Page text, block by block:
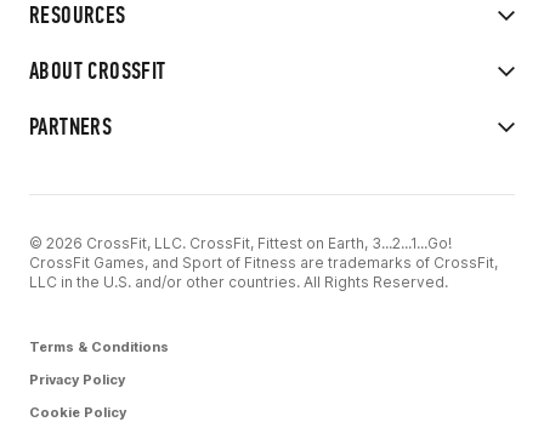
RESOURCES
ABOUT CROSSFIT
PARTNERS
© 2026 CrossFit, LLC. CrossFit, Fittest on Earth, 3...2...1...Go!
CrossFit Games, and Sport of Fitness are trademarks of CrossFit,
LLC in the U.S. and/or other countries. All Rights Reserved.
Terms & Conditions
Privacy Policy
Cookie Policy